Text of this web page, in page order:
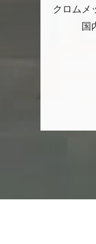
クロムメ
国